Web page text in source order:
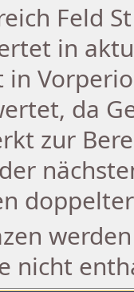
Feld
in
in
da
zur
nicht